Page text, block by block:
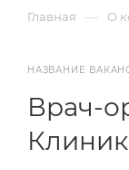
Главная — О
НАЗВАНИЕ
Врач-
Клиник